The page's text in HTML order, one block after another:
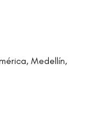
Medellín,